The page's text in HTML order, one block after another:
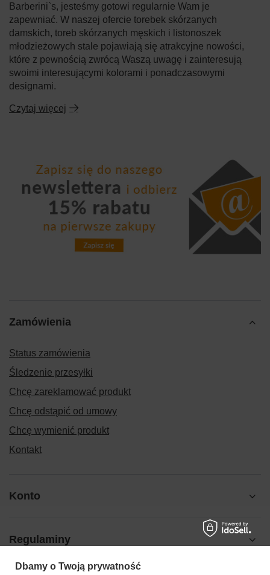
Barberini`s, jesteśmy gotowi regularnie Wam je
zapewniać. W naszej ofercie torebek skórzanych
damskich, toreb skórzanych męskich i listonoszek
młodzieżowych stale pojawiają się atrakcyjne nowości,
które z pewnością zwrócą Waszą uwagę i zainteresują
swoimi interesującymi kolorami i ponadczasowymi
designami.
Czytaj więcej
Zamówienia
Status zamówienia
Śledzenie przesyłki
Chcę zareklamować produkt
Chcę odstąpić od umowy
Chcę wymienić produkt
Kontakt
Konto
Regulaminy
Dbamy o Twoją prywatność